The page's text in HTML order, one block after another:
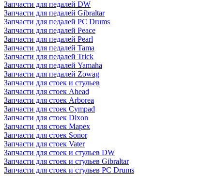
Запчасти для педалей DW
Запчасти для педалей Gibraltar
Запчасти для педалей PC Drums
Запчасти для педалей Peace
Запчасти для педалей Pearl
Запчасти для педалей Tama
Запчасти для педалей Trick
Запчасти для педалей Yamaha
Запчасти для педалей Zowag
Запчасти для стоек и стульев
Запчасти для стоек Ahead
Запчасти для стоек Arborea
Запчасти для стоек Cympad
Запчасти для стоек Dixon
Запчасти для стоек Mapex
Запчасти для стоек Sonor
Запчасти для стоек Vater
Запчасти для стоек и стульев DW
Запчасти для стоек и стульев Gibraltar
Запчасти для стоек и стульев PC Drums